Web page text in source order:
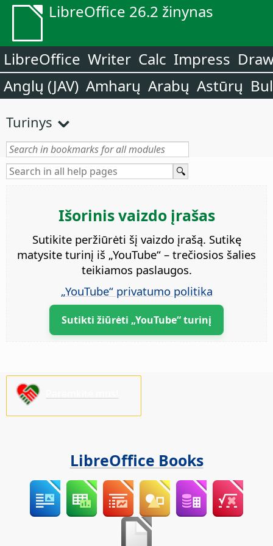
LibreOffice 26.2 žinynas
LibreOffice Writer Calc Impress
Anglų (JAV) Amharų Arabų Astūrų
Turinys
Išorinis vaizdo įrašas
Sutikite peržiūrėti šį vaizdo įrašą. Sutikę
matysite turinį iš „YouTube“ – trečiosios šalies
teikiamos paslaugos.
„YouTube“ privatumo politika
Sutikti žiūrėti „YouTube“ turinį
LibreOffice Books